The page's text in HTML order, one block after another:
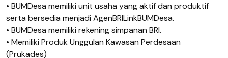
• BUMDesa memiliki unit usaha yangaktifdan produktif
serta bersedia menjadi AgenBRILinkBUMDesa.
• BUMDesa memiliki rekeningsimpanan BRI.
• Memiliki ProdukUnggulan Kawasan Perdesaan
(Prukades)